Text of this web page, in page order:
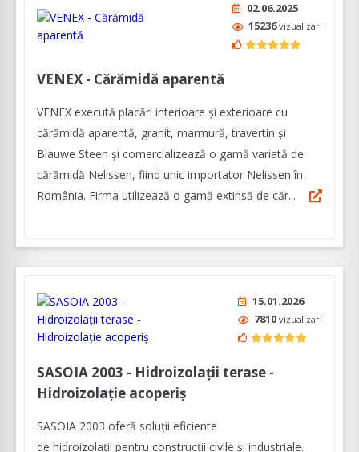
02.06.2025
15236vizualizari
VENEX - Cărămidă aparentă
VENEX execută placări interioare și exterioare cu
cărămidă aparentă, granit, marmură, travertin și
Blauwe Steen și comercializează o gamă variată de
cărămidă Nelissen, fiind unic importator Nelissen în
România. Firma utilizează o gamă extinsă de căr...
15.01.2026
7810 vizualizari
SASOIA 2003 - Hidroizolații terase -
Hidroizolație acoperiș
SASOIA 2003 oferă soluții eficiente
de hidroizolații pentru construcții civile și industriale.